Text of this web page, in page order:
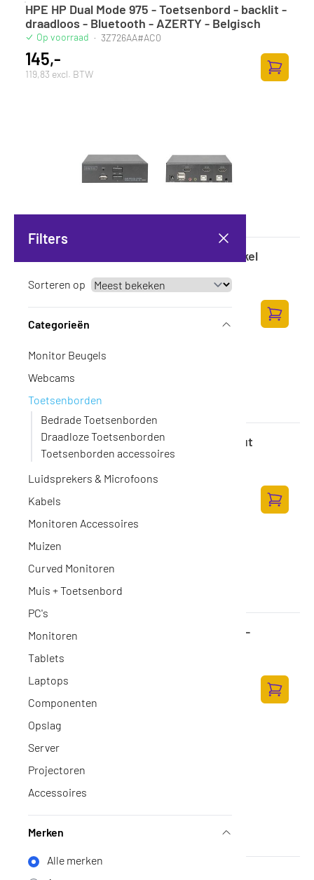
Filters
Sorteren op
Categorieën
Monitor Beugels
Webcams
Toetsenborden
Bedrade Toetsenborden
Draadloze Toetsenborden
Toetsenborden accessoires
Luidsprekers & Microfoons
Kabels
Monitoren Accessoires
Muizen
Curved Monitoren
Muis + Toetsenbord
PC's
Monitoren
Tablets
Laptops
Componenten
Opslag
Server
Projectoren
Accessoires
Merken
Alle merken
HPE HP Dual Mode 975 - Toetsenbord - backlit -
draadloos - Bluetooth - AZERTY - Belgisch
Op voorraad · 3Z726AA#AC0
145,-
119,83 excl. BTW
DIGITUS KVM-schakelaar, 2 poorten, enkel
Op voorraad · DS-12870
88,-
72,73 excl. BTW
Logitech NL Logitech G413 SE US Layout
QWERTY
100,-
82,64 excl. BTW
HP 475 Wireless Multi Device Keyboard -
QWERTY - [US INT]
Op voorraad
68,-
HP 220 WL KBD EURO QWERTY